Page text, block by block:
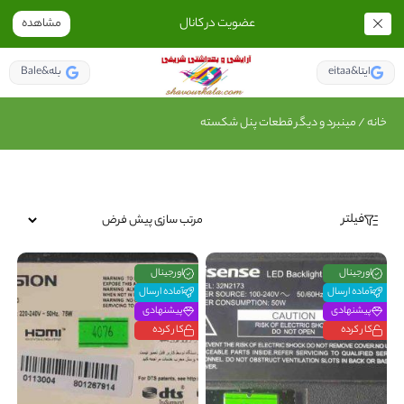
عضویت در کانال مشاهده
eitaa&ایتا Bale&بله
خانه/ مینبرد و دیگر قطعات پنل شکسته
فیلتر
اورجینال
آماده ارسال
پیشنهادی
کار کرده
اورجینال
آماده ارسال
پیشنهادی
کار کرده